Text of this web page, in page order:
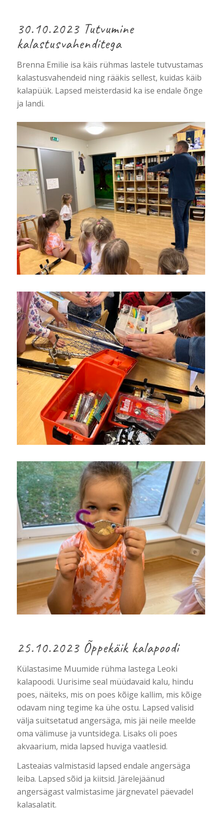
30.10.2023 Tutvumine
kalastusvahenditega
Brenna Emilie isa käis rühmas lastele tutvustamas
kalastusvahendeid ning rääkis sellest, kuidas käib
kalapüük. Lapsed meisterdasid ka ise endale õnge
ja landi.
25.10.2023 Õppekäik kalapoodi
Külastasime Muumide rühma lastega Leoki
kalapoodi. Uurisime seal müüdavaid kalu, hindu
poes, näiteks, mis on poes kõige kallim, mis kõige
odavam ning tegime ka ühe ostu. Lapsed valisid
välja suitsetatud angersäga, mis jäi neile meelde
oma välimuse ja vuntsidega. Lisaks oli poes
akvaarium, mida lapsed huviga vaatlesid.
Lasteaias valmistasid lapsed endale angersäga
leiba. Lapsed sõid ja kiitsid. Järelejäänud
angersägast valmistasime järgnevatel päevadel
kalasalatit.